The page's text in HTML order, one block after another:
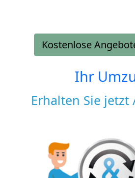
Kostenlose
Ihr
Erhalten Sie jetzt